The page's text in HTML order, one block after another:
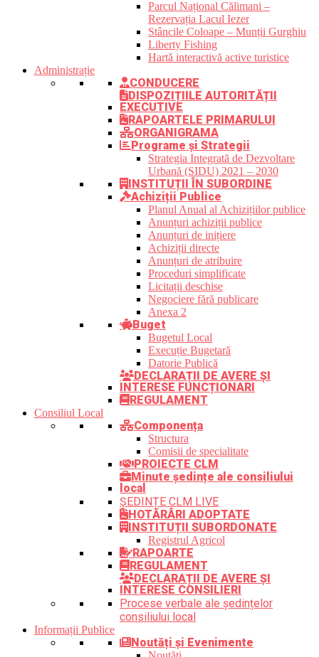
Parcul Național Călimani –
Rezervația Lacul Iezer
Stâncile Coloape – Munții Gurghiu
Liberty Fishing
Hartă interactivă active turistice
Administrație
CONDUCERE
DISPOZIȚIILE AUTORITĂȚII
EXECUTIVE
RAPOARTELE PRIMARULUI
ORGANIGRAMA
Programe și Strategii
Strategia Integrată de Dezvoltare
Urbană (SIDU) 2021 – 2030
INSTITUȚII ÎN SUBORDINE
Achiziții Publice
Planul Anual al Achizițiilor publice
Anunțuri achiziții publice
Anunțuri de inițiere
Achiziții directe
Anunțuri de atribuire
Proceduri simplificate
Licitații deschise
Negociere fără publicare
Anexa 2
Buget
Bugetul Local
Execuție Bugetară
Datorie Publică
DECLARAȚII DE AVERE ȘI
INTERESE FUNCȚIONARI
REGULAMENT
Consiliul Local
Componența
Structura
Comisii de specialitate
PROIECTE CLM
Minute ședințe ale consiliului
local
ȘEDINȚE CLM LIVE
HOTĂRÂRI ADOPTATE
INSTITUȚII SUBORDONATE
Registrul Agricol
RAPOARTE
REGULAMENT
DECLARAȚII DE AVERE ȘI
INTERESE CONSILIERI
Procese verbale ale ședințelor
consiliului local
Informații Publice
Noutăți și Evenimente